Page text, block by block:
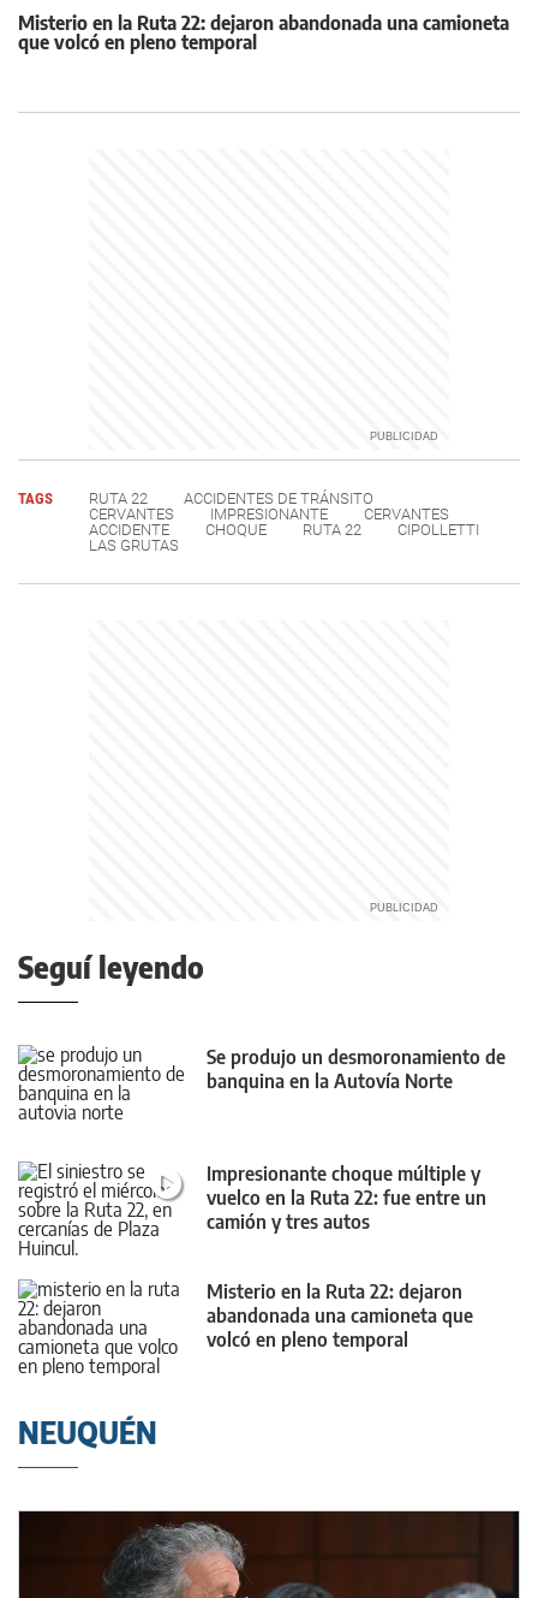
Misterio en la Ruta 22: dejaron abandonada una camioneta
que volcó en pleno temporal
TAGS RUTA 22
ACCIDENTES DE TRÁNSITO
CERVANTES
IMPRESIONANTE
CERVANTES
ACCIDENTE
CHOQUE RUTA 22
CIPOLLETTI
LAS GRUTAS
Seguí leyendo
Se produjo un desmoronamiento de
banquina en la Autovía Norte
Impresionante choque múltiple y
vuelco en la Ruta 22: fue entre un
camión y tres autos
Misterio en la Ruta 22: dejaron
abandonada una camioneta que
volcó en pleno temporal
NEUQUÉN